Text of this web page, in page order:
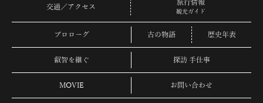
交通／アクセス
旅行情報
観光ガイド
プロローグ 古の物語 歴史年表
叡智を継ぐ 探訪 手仕事
MOVIE お問い合わせ